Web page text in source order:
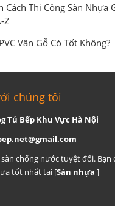
Cách Thi Công Sàn Nhựa
Z
Vân Gỗ Có Tốt Không?
chúng tôi
Tủ Bếp Khu Vực Hà Nội
sàn chống nước tuyệt đối.
tốt nhất tại [Sàn nhựa ]